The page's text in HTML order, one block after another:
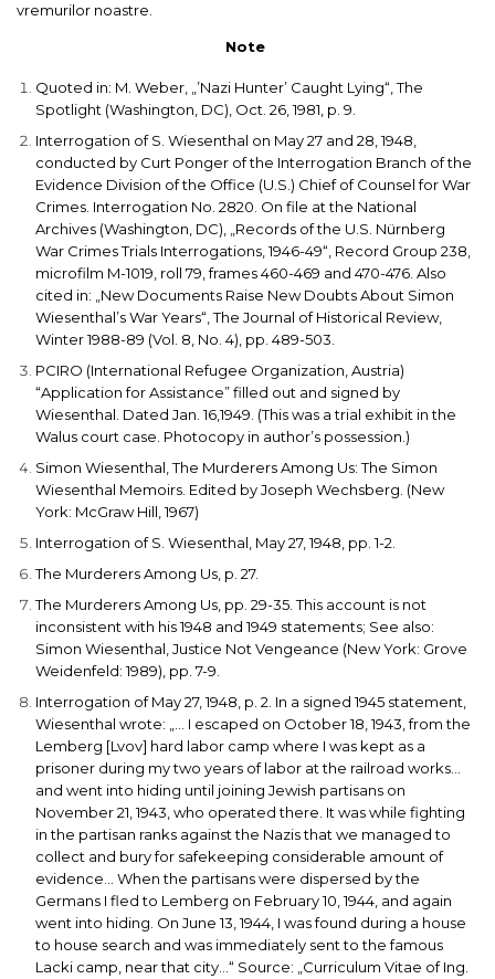
vremurilor noastre.
Note
Quoted in: M. Weber, „’Nazi Hunter’ Caught Lying“,The
Spotlight(Washington, DC), Oct. 26, 1981, p. 9.
Interrogation of S. Wiesenthal on May 27 and 28, 1948,
conducted by Curt Ponger of the Interrogation Branch of the
Evidence Division of the Office (U.S.) Chief of Counsel for War
Crimes. Interrogation No. 2820. On file at the National
Archives (Washington, DC), „Records of the U.S. Nürnberg
War Crimes Trials Interrogations, 1946-49“, Record Group 238,
microfilm M-1019, roll 79, frames 460-469 and 470-476. Also
cited in: „New Documents Raise New Doubts About Simon
Wiesenthal’s War Years“,The Journal of Historical Review,
Winter 1988-89 (Vol. 8, No. 4), pp. 489-503.
PCIRO (International Refugee Organization, Austria)
“Application for Assistance” filled out and signed by
Wiesenthal. Dated Jan. 16,1949. (This was a trial exhibit in the
Walus court case. Photocopy in author’s possession.)
Simon Wiesenthal,The Murderers Among Us: The Simon
Wiesenthal Memoirs. Edited by Joseph Wechsberg. (New
York: McGraw Hill, 1967)
Interrogation of S. Wiesenthal, May 27, 1948, pp. 1-2.
The Murderers Among Us, p. 27.
The Murderers Among Us, pp. 29-35. This account is not
inconsistent with his 1948 and 1949 statements; See also:
Simon Wiesenthal,Justice Not Vengeance (New York: Grove
Weidenfeld: 1989), pp. 7-9.
Interrogation of May 27, 1948, p. 2. In a signed 1945 statement,
Wiesenthal wrote: „… I escaped on October 18, 1943, from the
Lemberg [Lvov] hard labor camp where I was kept as a
prisoner during my two years of labor at the railroad works…
and went into hiding until joining Jewish partisans on
November 21, 1943, who operated there. It was while fighting
in the partisan ranks against the Nazis that we managed to
collect and bury for safekeeping considerable amount of
evidence… When the partisans were dispersed by the
Germans I fled to Lemberg on February 10, 1944, and again
went into hiding. On June 13, 1944, I was found during a house
to house search and was immediately sent to the famous
Lacki camp, near that city…“ Source: „Curriculum Vitae of Ing.